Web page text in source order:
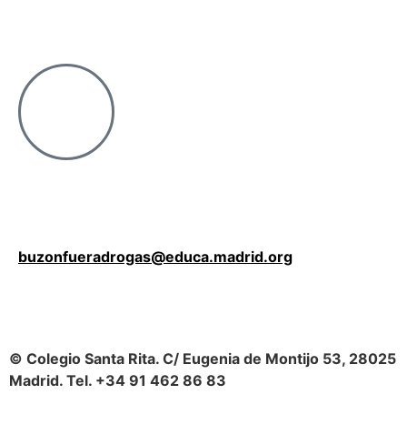
buzonfueradrogas@educa.madrid.org
© Colegio Santa Rita. C/ Eugenia de Montijo 53, 28025
Madrid. Tel. +34 91 462 86 83